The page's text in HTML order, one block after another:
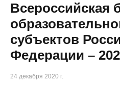
Всероссийская
субъектов
Федерации –
24 декабря 2020 г.